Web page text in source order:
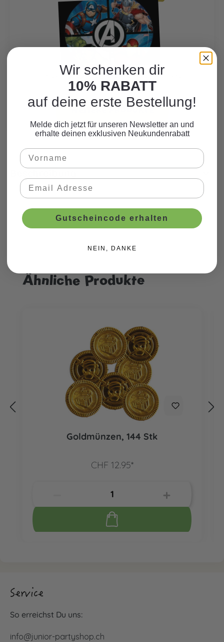
Hier finden Sie viele weitere Produkte
zum Motto.
WEITERE PRODUKTE
Produktgalerie überspringen
Ähnliche Produkte
Goldmünzen, 144 Stk
CHF 12.95*
Service
So erreichst Du uns:
info@junior-partyshop.ch
Wir schenken dir
10% RABATT
auf deine erste Bestellung!
Melde dich jetzt für unseren Newsletter an und
erhalte deinen exklusiven Neukundenrabatt
Gutscheincode erhalten
NEIN, DANKE